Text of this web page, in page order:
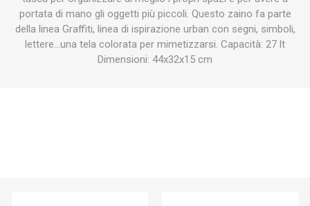
portata di mano gli oggetti più piccoli. Questo zaino fa parte
della linea Graffiti, linea di ispirazione urban con segni, simboli,
lettere...una tela colorata per mimetizzarsi. Capacità: 27 lt
Dimensioni: 44x32x15 cm